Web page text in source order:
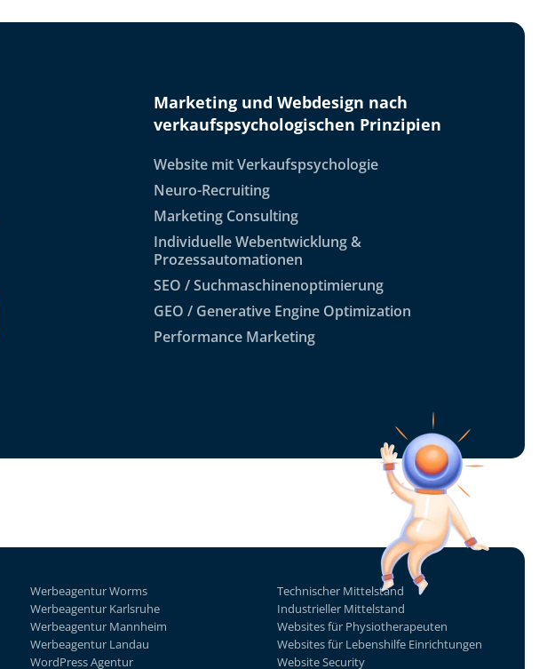
Marketing und Webdesign nach
verkaufspsychologischen Prinzipien
Website mit Verkaufspsychologie
Neuro-Recruiting
Marketing Consulting
Individuelle Webentwicklung &
Prozessautomationen
SEO / Suchmaschinenoptimierung
GEO / Generative Engine Optimization
Performance Marketing
Werbeagentur Worms
Werbeagentur Karlsruhe
Werbeagentur Mannheim
Werbeagentur Landau
WordPress Agentur
Technischer Mittelstand
Industrieller Mittelstand
Websites für Physiotherapeuten
Websites für Lebenshilfe Einrichtungen
Website Security